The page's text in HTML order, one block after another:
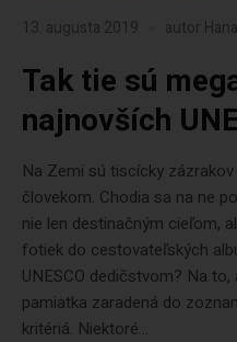
13. augusta 2019 autor
Tak tie sú
najnovších
Na Zemi sú tiscícky
človekom. Chodia sa na ne
nie len destinačným cieľom,
fotiek do cestovateľských
UNESCO dedičstvom? Na
pamiatka zaradená do
kritériá. Niektoré...